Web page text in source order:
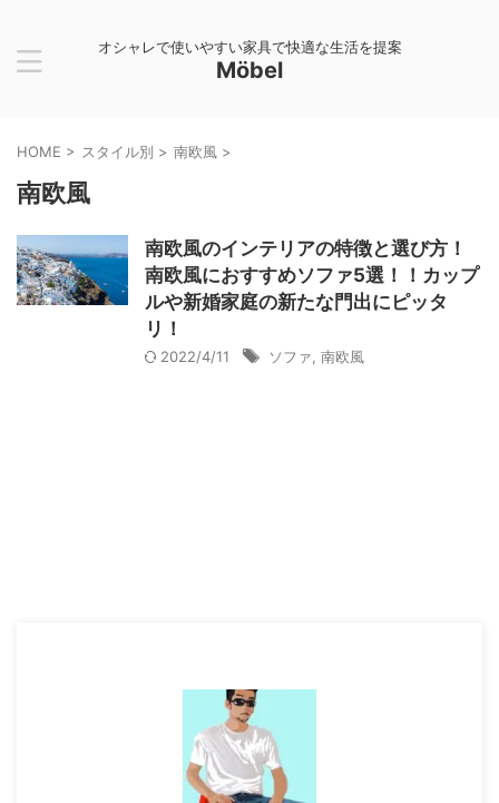
オシャレで使いやすい家具で快適な生活を提案
Möbel
HOME > スタイル別 > 南欧風 >
南欧風
南欧風のインテリアの特徴と選び方！
南欧風におすすめソファ5選！！カップ
ルや新婚家庭の新たな門出にピッタ
リ！
2022/4/11 ソファ 南欧風